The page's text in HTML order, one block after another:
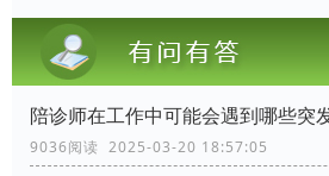
陪诊师在工作中可能会遇到哪些突
9036阅读 2025-03-20 18:57:05